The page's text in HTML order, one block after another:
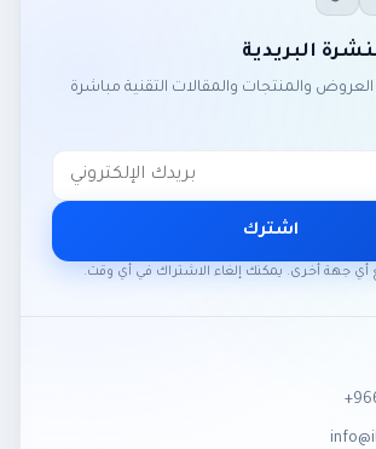
البريدية
والمنتجات والمقالات التقنية مباشرة
اشترك
أي جهة أخرى. يمكنك إلغاء الاشتراك في أي وقت.